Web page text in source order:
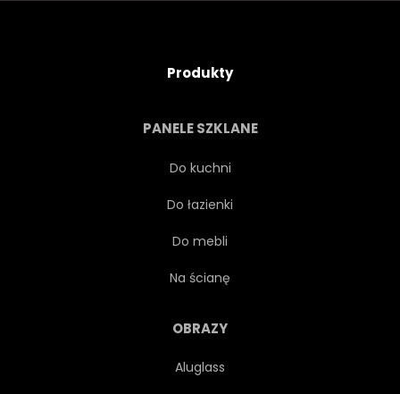
Produkty
PANELE SZKLANE
Do kuchni
Do łazienki
Do mebli
Na ścianę
OBRAZY
Aluglass